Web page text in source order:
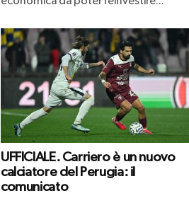
UFFICIALE. Carriero è un nuovo
calciatore del Perugia: il
comunicato